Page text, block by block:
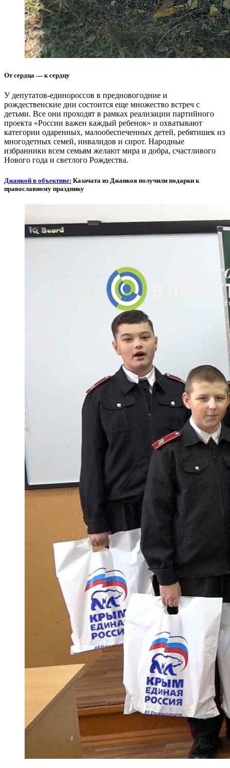
От сердца — к сердцу
У депутатов-единороссов в предновогодние и
рождественские дни состоится еще множество встреч с
детьми. Все они проходят в рамках реализации партийного
проекта «России важен каждый ребенок» и охватывают
категории одаренных, малообеспеченных детей, ребятишек из
многодетных семей, инвалидов и сирот. Народные
избранники всем семьям желают мира и добра, счастливого
Нового года и светлого Рождества.
Джанкой в объективе: Казачата из Джанкоя получили подарки к
православному празднику